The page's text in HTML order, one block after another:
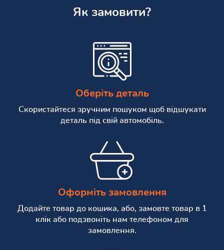
Як замовити?
Оберіть деталь
Скористайтеся зручним пошуком щоб відшукати
деталь під свій автомобіль.
Оформіть замовлення
Додайте товар до кошика, або, замовте товар в 1
клік або подзвоніть нам телефоном для
замовлення.